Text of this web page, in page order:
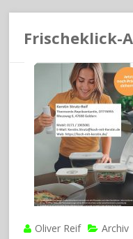
Frischeklick-
Oliver Reif Archiv